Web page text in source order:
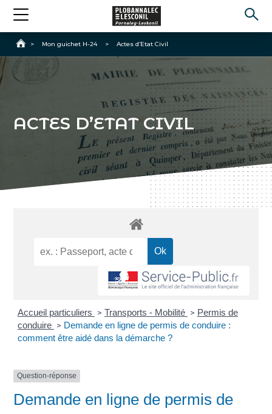
Accueil
> Mon guichet H-24 > Actes d’Etat Civil
ACTES D’ETAT CIVIL
Accueil particuliers > Transports - Mobilité > Permis de
conduire > Demande en ligne de permis de conduire :
comment être aidé dans la démarche ?
Question-réponse
Demande en ligne de permis de